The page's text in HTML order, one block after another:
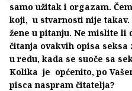
samo užitak i orgazam.
koji, u stvarnosti nije
žene u pitanju. Ne mislite li
čitanja ovakvih opisa
u redu, kada se suoče sa
Kolika je općenito, po
pisca naspram čitatelja?